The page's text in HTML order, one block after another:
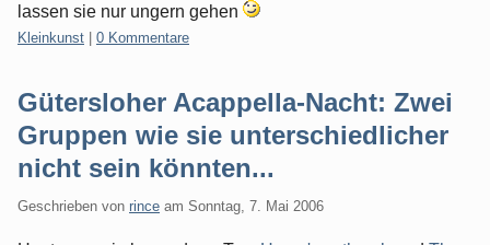
lassen sie nur ungern gehen
Kategorien:
Kleinkunst 0 Kommentare
Gütersloher Acappella-Nacht: Zwei
Gruppen wie sie unterschiedlicher
nicht sein könnten...
Geschrieben von rince am Sonntag, 7. Mai 2006